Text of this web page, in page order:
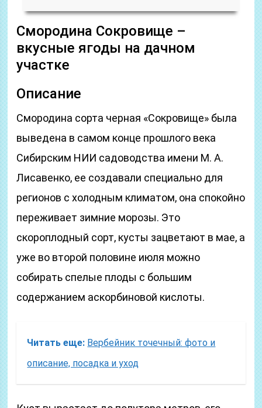
Смородина Сокровище –
вкусные ягоды на дачном
участке
Описание
Смородина сорта черная «Сокровище» была
выведена в самом конце прошлого века
Сибирским НИИ садоводства имени М. А.
Лисавенко, ее создавали специально для
регионов с холодным климатом, она спокойно
переживает зимние морозы. Это
скороплодный сорт, кусты зацветают в мае, а
уже во второй половине июля можно
собирать спелые плоды с большим
содержанием аскорбиновой кислоты.
Читать еще: Вербейник точечный: фото и
описание, посадка и уход